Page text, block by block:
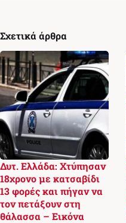
Σχετικά άρθρα
Δυτ. Ελλάδα: Χτύπησαν
18χρονο με κατσαβίδι
13 φορές και πήγαν να
τον πετάξουν στη
θάλασσα – Εικόνα